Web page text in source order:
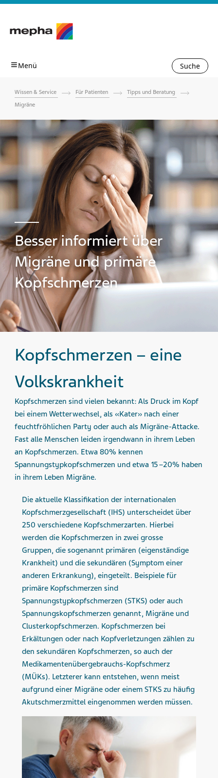
Suche
Wissen & Service Für Patienten
Tipps und Beratung
Migräne
Besser informiert über
Migräne und primäre
Kopfschmerzen
Kopfschmerzen – eine
Volkskrankheit
Kopfschmerzen sind vielen bekannt: Als Druck im Kopf
bei einem Wetterwechsel, als «Kater» nach einer
feuchtfröhlichen Party oder auch als Migräne-Attacke.
Fast alle Menschen leiden irgendwann in ihrem Leben
an Kopfschmerzen. Etwa 80% kennen
Spannungstypkopfschmerzen und etwa 15 –20% haben
in ihrem Leben Migräne.
Die aktuelle Klassifikation der internationalen
Kopfschmerzgesellschaft (IHS) unterscheidet über
250 verschiedene Kopfschmerzarten. Hierbei
werden die Kopfschmerzen in zwei grosse
Gruppen, die sogenannt primären (eigenständige
Krankheit) und die sekundären (Symptom einer
anderen Erkrankung), eingeteilt. Beispiele für
primäre Kopfschmerzen sind
Spannungstypkopfschmerzen (STKS) oder auch
Spannungskopfschmerzen genannt, Migräne und
Clusterkopfschmerzen. Kopfschmerzen bei
Erkältungen oder nach Kopfverletzungen zählen zu
den sekundären Kopfschmerzen, so auch der
Medikamentenübergebrauchs-Kopfschmerz
(MÜKs). Letzterer kann entstehen, wenn meist
aufgrund einer Migräne oder einem STKS zu häufig
Akutschmerzmittel eingenommen werden müssen.